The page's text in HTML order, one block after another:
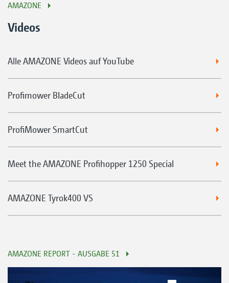
AMAZONE
Videos
Alle AMAZONE Videos auf YouTube
Profimower BladeCut
ProfiMower SmartCut
Meet the AMAZONE Profihopper 1250 Special
AMAZONE Tyrok400 VS
AMAZONE REPORT - AUSGABE 51